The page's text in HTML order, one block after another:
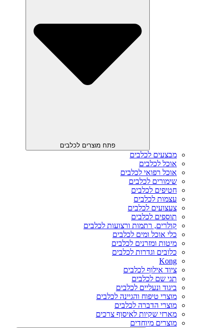
פתח מוצרים לכלבים
מבצעים לכלבים
אוכל לכלבים
אוכל רפואי לכלבים
שימורים לכלבים
חטיפים לכלבים
עצמות לכלבים
צעצועים לכלבים
תוספים לכלבים
קולרים, רתמות ורצועות לכלבים
כלי אוכל ומים לכלבים
מיטות ומזרנים לכלבים
כלובים וגדרות לכלבים
Kong
ציוד אילוף לכלבים
תגי שם לכלבים
ביגוד ונעליים לכלבים
מוצרי טיפוח והגיינה לכלבים
מוצרי הדברה לכלבים
מארזי שקיות לאיסוף צרכים
מוצרים מיוחדים